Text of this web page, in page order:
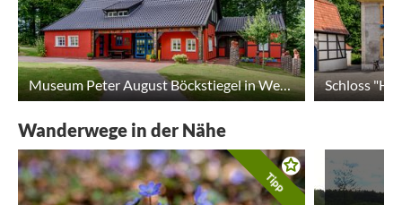
Museum Peter August Böckstiegel in Werther (Westf.)
Wanderwege in der Nähe
Tipp